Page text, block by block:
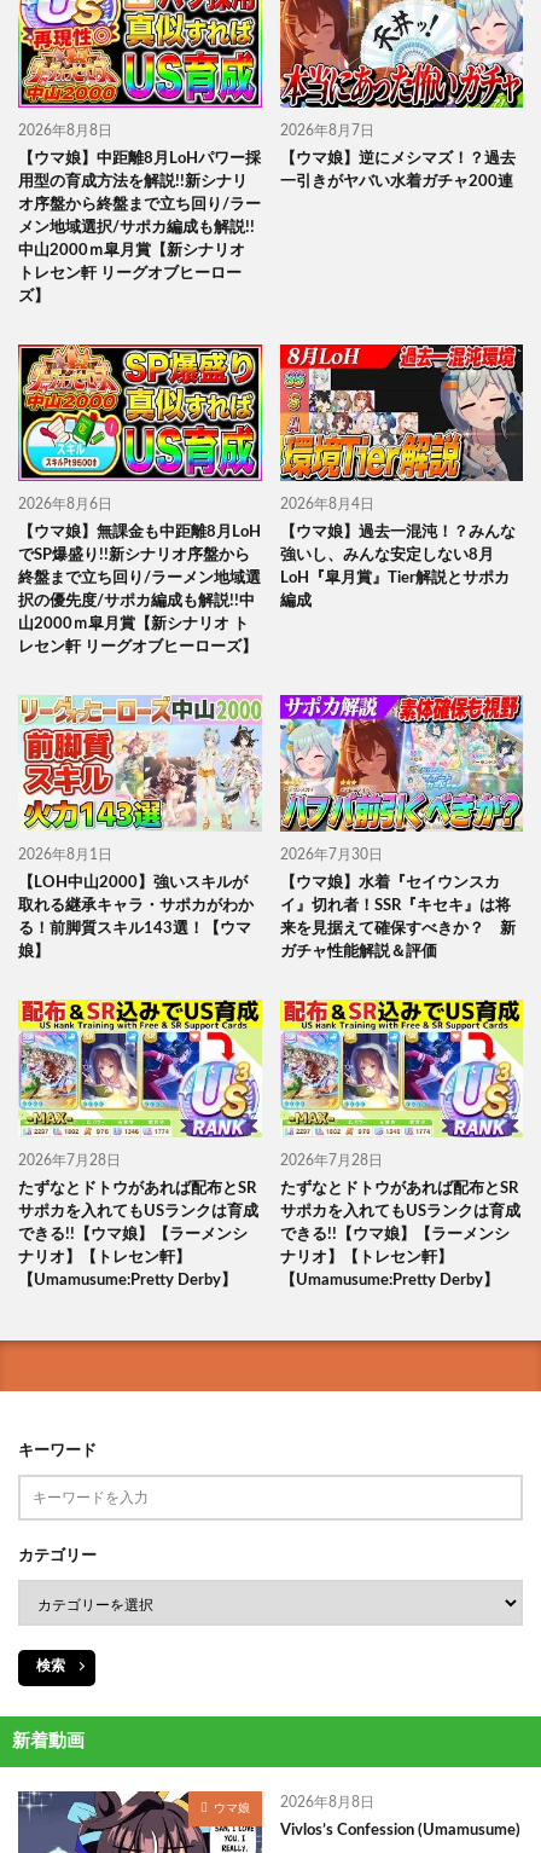
2026年8月8日
【ウマ娘】中距離8月LoHパワー採
用型の育成方法を解説!!新シナリ
オ序盤から終盤まで立ち回り/ラー
メン地域選択/サポカ編成も解説!!
中山2000ｍ皐月賞【新シナリオ
トレセン軒 リーグオブヒーロー
ズ】
2026年8月7日
【ウマ娘】逆にメシマズ！？過去
一引きがヤバい水着ガチャ200連
2026年8月6日
【ウマ娘】無課金も中距離8月LoH
でSP爆盛り!!新シナリオ序盤から
終盤まで立ち回り/ラーメン地域選
択の優先度/サポカ編成も解説!!中
山2000ｍ皐月賞【新シナリオ ト
レセン軒 リーグオブヒーローズ】
2026年8月4日
【ウマ娘】過去一混沌！？みんな
強いし、みんな安定しない8月
LoH『皐月賞』Tier解説とサポカ
編成
2026年8月1日
【LOH中山2000】強いスキルが
取れる継承キャラ・サポカがわか
る！前脚質スキル143選！【ウマ
娘】
2026年7月30日
【ウマ娘】水着『セイウンスカ
イ』切れ者！SSR『キセキ』は将
来を見据えて確保すべきか？ 新
ガチャ性能解説＆評価
2026年7月28日
たずなとドトウがあれば配布とSR
サポカを入れてもUSランクは育成
できる!!【ウマ娘】【ラーメンシ
ナリオ】【トレセン軒】
【Umamusume:Pretty Derby】
2026年7月28日
たずなとドトウがあれば配布とSR
サポカを入れてもUSランクは育成
できる!!【ウマ娘】【ラーメンシ
ナリオ】【トレセン軒】
【Umamusume:Pretty Derby】
キーワード
カテゴリー
検索
新着動画
ウマ娘 2026年8月8日
Vivlos’s Confession (Umamusume)